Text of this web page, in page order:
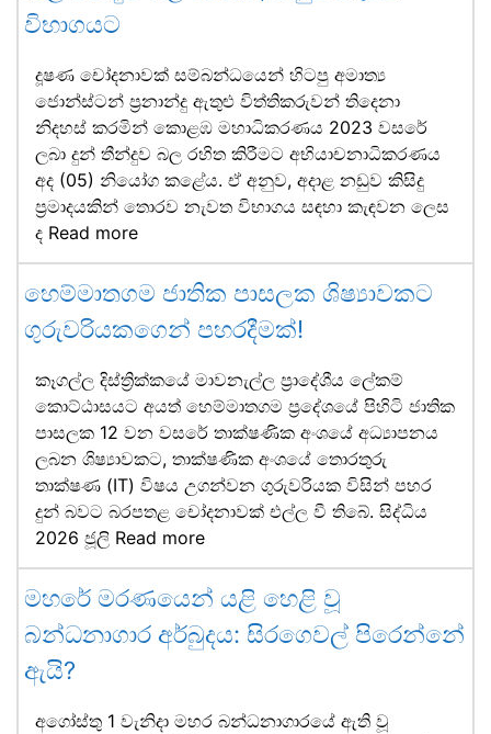
විභාගයට
දූෂණ චෝදනාවක් සම්බන්ධයෙන් හිටපු අමාත්‍ය
ජොන්ස්ටන් ප්‍රනාන්දු ඇතුළු විත්තිකරුවන් තිදෙනා
නිදහස් කරමින් කොළඹ මහාධිකරණය 2023 වසරේ
ලබා දුන් තීන්දුව බල රහිත කිරීමට අභියාචනාධිකරණය
අද (05) නියෝග කළේය. ඒ අනුව, අදාළ නඩුව කිසිදු
ප්‍රමාදයකින් තොරව නැවත විභාගය සඳහා කැඳවන ලෙස
ද Read more
හෙම්මාතගම ජාතික පාසලක ශිෂ්‍යාවකට
ගුරුවරියකගෙන් පහරදීමක්!
කෑගල්ල දිස්ත්‍රික්කයේ මාවනැල්ල ප්‍රාදේශීය ලේකම්
කොට්ඨාසයට අයත් හෙම්මාතගම ප්‍රදේශයේ පිහිටි ජාතික
පාසලක 12 වන වසරේ තාක්ෂණික අංශයේ අධ්‍යාපනය
ලබන ශිෂ්‍යාවකට, තාක්ෂණික අංශයේ තොරතුරු
තාක්ෂණ (IT) විෂය උගන්වන ගුරුවරියක විසින් පහර
දුන් බවට බරපතළ චෝදනාවක් එල්ල වී තිබේ. සිද්ධිය
2026 ජූලි Read more
මහරේ මරණයෙන් යළි හෙළි වූ
බන්ධනාගාර අර්බුදය: සිරගෙවල් පිරෙන්නේ
ඇයි?
අගෝස්තු 1 වැනිදා මහර බන්ධනාගාරයේ ඇති වූ